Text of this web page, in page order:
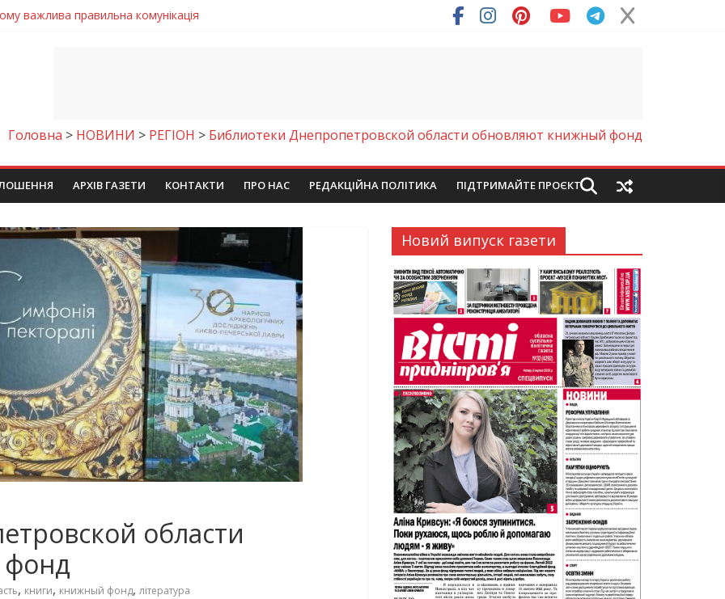
центри на Дніпропетровщині
досліджують місце розташування легендарного монастиря (Фото)
шанс на власне житло
важлива правильна комунікація
Головна > НОВИНИ > РЕГІОН > Библиотеки Днепропетровской области обновляют книжный фонд
АРХІВ ГАЗЕТИ КОНТАКТИ ПРО НАС РЕДАКЦІЙНА ПОЛІТИКА ПІДТРИМАЙТЕ ПРОЄКТ
области
, книги, книжный фонд, література
Новий випуск газети